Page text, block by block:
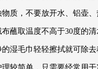
质，不要放开水、铝壶、
蘸取温度不高于30度的
湿毛巾轻轻擦拭就可除